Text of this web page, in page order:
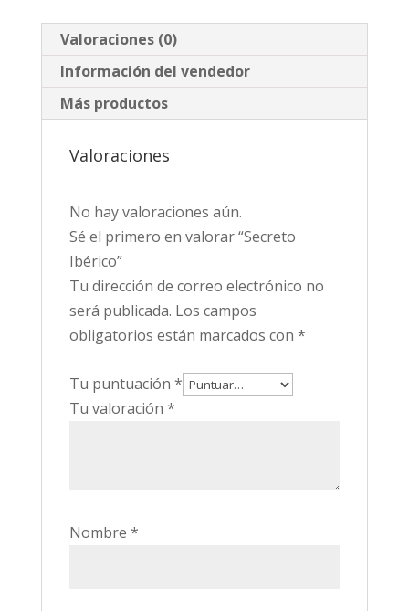
Valoraciones (0)
Información del vendedor
Más productos
Valoraciones
No hay valoraciones aún.
Sé el primero en valorar “Secreto
Ibérico”
Tu dirección de correo electrónico no
será publicada. Los campos
obligatorios están marcados con *
Tu puntuación *
Tu valoración *
Nombre *